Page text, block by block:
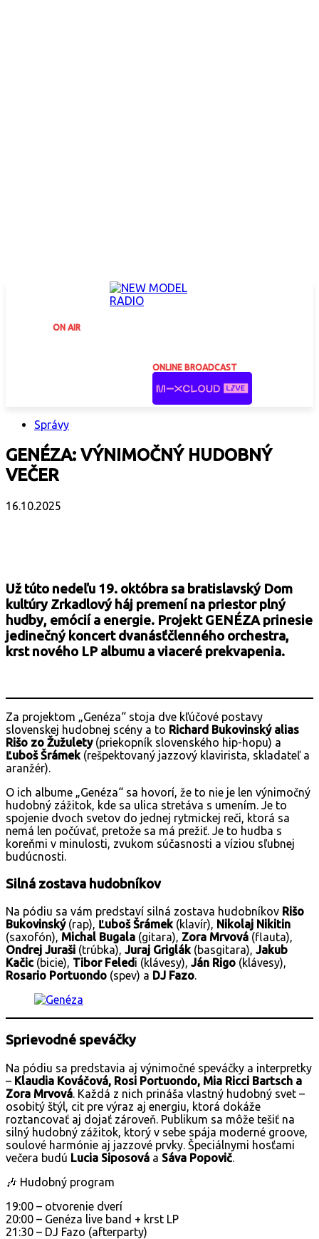
ON AIR
ONLINE BROADCAST
Správy
GENÉZA: VÝNIMOČNÝ HUDOBNÝ
VEČER
16.10.2025
Už túto nedeľu 19. októbra sa bratislavský Dom
kultúry Zrkadlový háj premení na priestor plný
hudby, emócií a energie. Projekt GENÉZA prinesie
jedinečný koncert dvanásťčlenného orchestra,
krst nového LP albumu a viaceré prekvapenia.
Za projektom „Genéza“ stoja dve kľúčové postavy
slovenskej hudobnej scény a to Richard Bukovinský alias
Rišo zo Žužulety(priekopník slovenského hip-hopu) a
Ľuboš Šrámek (rešpektovaný jazzový klavirista, skladateľ a
aranžér).
O ich albume „Genéza“ sa hovorí, že to nie je len výnimočný
hudobný zážitok, kde sa ulica stretáva s umením. Je to
spojenie dvoch svetov do jednej rytmickej reči, ktorá sa
nemá len počúvať, pretože sa má prežiť. Je to hudba s
koreňmi v minulosti, zvukom súčasnosti a víziou sľubnej
budúcnosti.
Silná zostava hudobníkov
Na pódiu sa vám predstaví silná zostava hudobníkov Rišo
Bukovinský (rap), Ľuboš Šrámek (klavír), Nikolaj Nikitin
(saxofón), Michal Bugala (gitara), Zora Mrvová (flauta),
Ondrej Juraši (trúbka), Juraj Griglák (basgitara), Jakub
Kačic (bicie), Tibor Feled i (klávesy), Ján Rigo (klávesy),
Rosario Portuondo (spev) a DJ Fazo.
Sprievodné speváčky
Na pódiu sa predstavia aj výnimočné speváčky a interpretky
– Klaudia Kováčová, Rosi Portuondo, Mia Ricci Bartsch a
Zora Mrvová. Každá z nich prináša vlastný hudobný svet –
osobitý štýl, cit pre výraz aj energiu, ktorá dokáže
roztancovať aj dojať zároveň. Publikum sa môže tešiť na
silný hudobný zážitok, ktorý v sebe spája moderné groove,
soulové harmónie aj jazzové prvky. Špeciálnymi hosťami
večera budú Lucia Siposová a Sáva Popovič.
🎶 Hudobný program
19:00 – otvorenie dverí
20:00 – Genéza live band + krst LP
21:30 – DJ Fazo (afterparty)